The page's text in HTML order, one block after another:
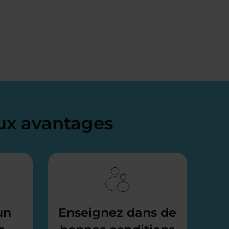
avantages
Enseignez dans de